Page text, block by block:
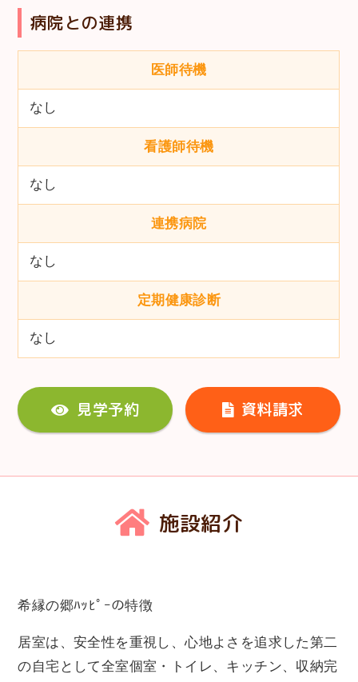
病院との連携
医師待機
なし
看護師待機
なし
連携病院
なし
定期健康診断
なし
見学予約 資料請求
施設紹介
希縁の郷ﾊｯﾋﾟｰの特徴
居室は、安全性を重視し、心地よさを追求した第二
の自宅として全室個室・トイレ、キッチン、収納完